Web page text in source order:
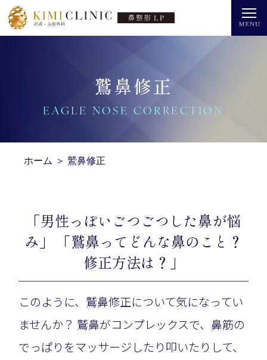
鷲鼻修正
EAGLE NOSE CORRECTION
ホーム ＞ 鷲鼻修正
「男性っぽいごつごつした鼻が悩
み」 「鷲鼻ってどんな鼻のこと？
修正方法は？」
このように、鷲鼻修正について気になってい
ませんか？ 鷲鼻がコンプレックスで、鼻筋の
でっぱりをマッサージしたり叩いたりして、